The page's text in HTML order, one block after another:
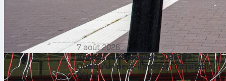
7 août 2026
Aperçu de l’Eredivisie 2026/27 :
Quelqu’un peut-il arrêter l’intraitable
PSV ?